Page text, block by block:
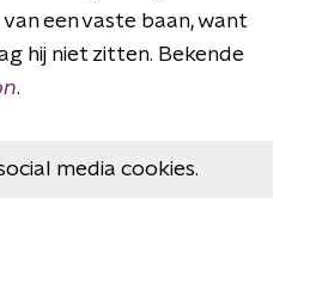
een vaste baan, want
hij niet zitten. Bekende
.
media cookies.